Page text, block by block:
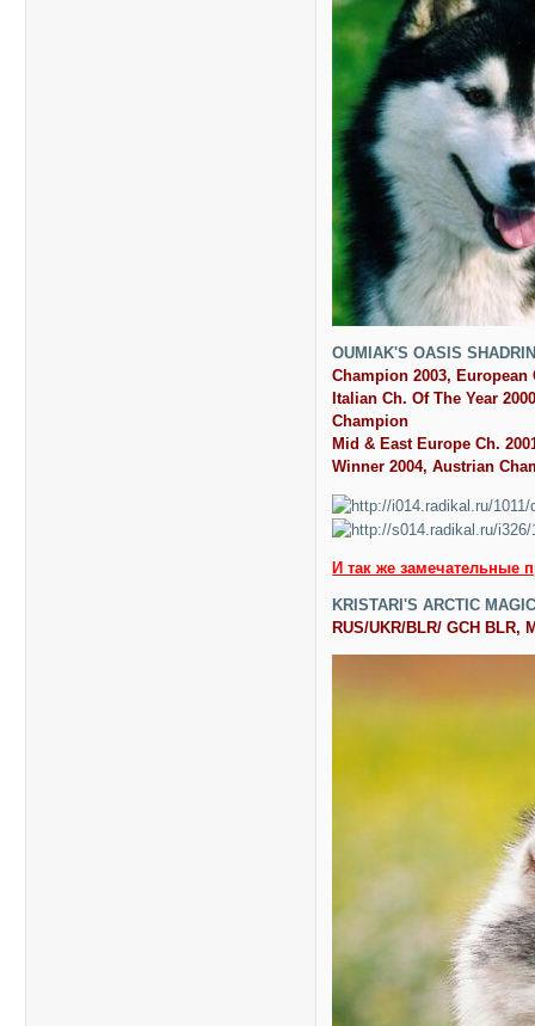
OUMIAK'S OASIS
Champion 2003,
Italian Ch. Of The Year
Champion
Mid & East Europe Ch.
Winner 2004, Austrian
И так же замечательные
KRISTARI'S ARCTIC
RUS/UKR/BLR/ GCH BLR,